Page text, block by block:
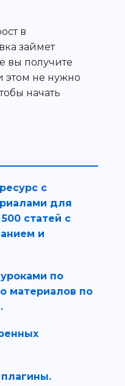
в
займет
вы получите
этом не нужно
начать
с
для
статей с
и
по
материалов по